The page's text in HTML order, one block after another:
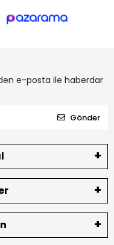
e-posta ile haberdar
Gönder